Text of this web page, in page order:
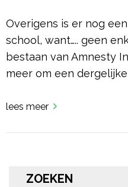
Overigens is er nog
school, want….. geen
bestaan van Amnesty
meer om een
lees meer
ZOEKEN